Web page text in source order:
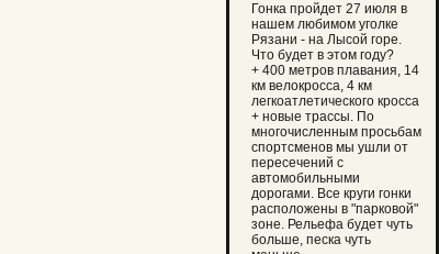
Гонка пройдет 27 июля в
нашем любимом уголке
Рязани - на Лысой горе.
Что будет в этом году?
+ 400 метров плавания, 14
км велокросса, 4 км
легкоатлетического кросса
+ новые трассы. По
многочисленным просьбам
спортсменов мы ушли от
пересечений с
автомобильными
дорогами. Все круги гонки
расположены в "парковой"
зоне. Рельефа будет чуть
больше, песка чуть